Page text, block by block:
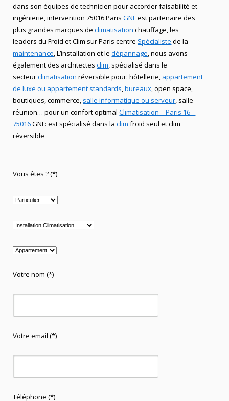
dans son équipes de technicienpour accorder faisabilité et
ingénierie, intervention 75016 ParisGNFest partenaire des
plus grandes marques de climatisationchauffage, les
leaders du Froid et Clim sur Paris centre Spécialiste de la
maintenance, L’installation et ledépannage, nous avons
également des architectesclim, spécialisé dans le
secteurclimatisation réversible pour: hôtellerie, appartement
de luxe ou appartement standards,bureaux, open space,
boutiques, commerce, salle informatique ou serveur, salle
réunion… pour un confort optimalClimatisation – Paris 16 –
75016GNF:est spécialisé dans laclim froid seul et clim
réversible
Vous êtes ? (*)
Votre nom (*)
Votre email (*)
Téléphone (*)